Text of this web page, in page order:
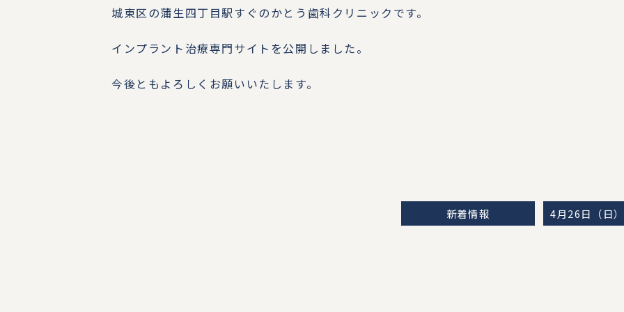
城東区の蒲生四丁目駅すぐのかとう歯科クリニックです。
インプラント治療専門サイトを公開しました。
今後ともよろしくお願いいたします。
新着情報